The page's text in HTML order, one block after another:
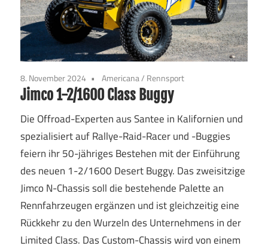
8. November 2024 Americana/ Rennsport
Jimco 1-2/1600 Class Buggy
Die Offroad-Experten aus Santee in Kalifornien und
spezialisiert auf Rallye-Raid-Racer und -Buggies
feiern ihr 50-jähriges Bestehen mit der Einführung
des neuen 1-2/1600 Desert Buggy. Das zweisitzige
Jimco N-Chassis soll die bestehende Palette an
Rennfahrzeugen ergänzen und ist gleichzeitig eine
Rückkehr zu den Wurzeln des Unternehmens in der
Limited Class. Das Custom-Chassis wird von einem